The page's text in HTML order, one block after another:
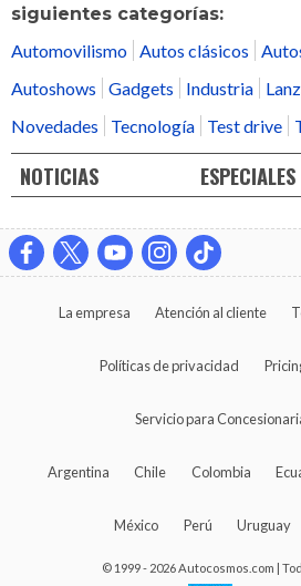
siguientes categorías:
Automovilismo Autos clásicos
Autoshows
Gadgets Industria
Novedades
Tecnología Test drive
NOTICIAS ESPECIALES
La empresa Atención al cliente
Políticas de privacidad
Servicio para
Argentina Chile Colombia
México Perú Uruguay
© 1999 - 2026 Autocosmos.com |